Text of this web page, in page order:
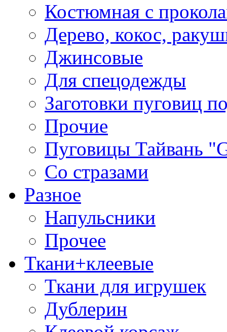
Костюмная с
Дерево, кокос,
Джинсовые
Для спецодежды
Заготовки пуговиц
Прочие
Пуговицы Тайвань
Со стразами
Разное
Напульсники
Прочее
Ткани+клеевые
Ткани для игрушек
Дублерин